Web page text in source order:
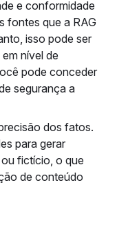
e conformidade
fontes que a RAG
isso pode ser
nível de
pode conceder
segurança a
dos fatos.
para gerar
fictício, o que
de conteúdo